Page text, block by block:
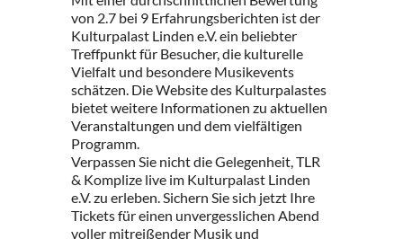
von 2.7 bei 9 Erfahrungsberichten ist der
Kulturpalast Linden e.V. ein beliebter
Treffpunkt für Besucher, die kulturelle
Vielfalt und besondere Musikevents
schätzen. Die Website des Kulturpalastes
bietet weitere Informationen zu aktuellen
Veranstaltungen und dem vielfältigen
Programm.
Verpassen Sie nicht die Gelegenheit, TLR
& Komplize live im Kulturpalast Linden
e.V. zu erleben. Sichern Sie sich jetzt Ihre
Tickets für einen unvergesslichen Abend
voller mitreißender Musik und